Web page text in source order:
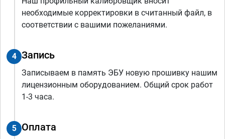
необходимые корректировки в считанный файл, в
соответствии с вашими пожеланиями.
4 Запись
Записываем в память ЭБУ новую прошивку нашим
лицензионным оборудованием. Общий срок работ
1-3 часа.
5 Оплата